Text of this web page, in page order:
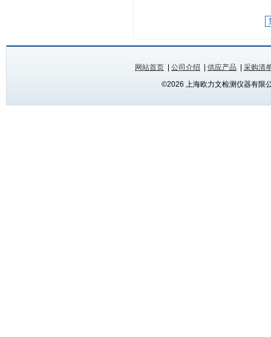
网站首页 公司介绍 供应产品
采购清
©2026 上海欧力文检测仪器有限